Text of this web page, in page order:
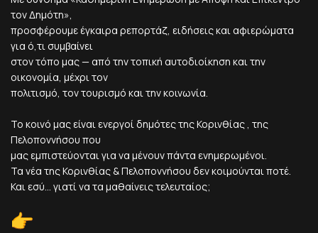
τον Δημότη»,
προσφέρουμε έγκαιρα ρεπορτάζ, ειδήσεις και αφιερώματα
για ό,τι συμβαίνει
στον τόπο μας — από την τοπική αυτοδιοίκηση και την
οικονομία, μέχρι τον
πολιτισμό, τον τουρισμό και την κοινωνία.
Το κοινό μας είναι ενεργοί δημότες της Κορινθίας , της
Πελοποννήσου που
μας εμπιστεύονται για να μένουν πάντα ενημερωμένοι.
Τα νέα της Κορινθίας & Πελοποννήσου δεν κοιμούνται ποτέ.
Και εσύ... γιατί να τα μαθαίνεις τελευταίος;